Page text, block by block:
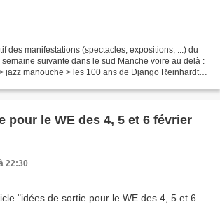
des manifestations (spectacles, expositions, ...) du
suivante dans le sud Manche voire au delà :
jazz manouche > les 100 ans de Django Reinhardt
pour le WE des 4, 5 et 6 février
22:30